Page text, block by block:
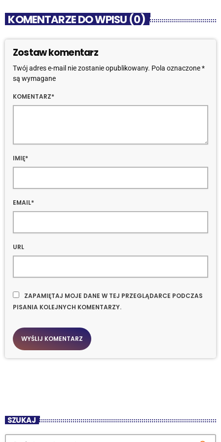
KOMENTARZE DO WPISU (0)
Zostaw komentarz
Twój adres e-mail nie zostanie opublikowany. Pola oznaczone *
są wymagane
KOMENTARZ*
IMIĘ*
EMAIL*
URL
ZAPAMIĘTAJ MOJE DANE W TEJ PRZEGLĄDARCE PODCZAS
PISANIA KOLEJNYCH KOMENTARZY.
SZUKAJ